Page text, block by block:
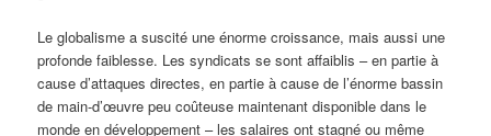
Le globalisme a suscité une énorme croissance, mais aussi une
profonde faiblesse. Les syndicats se sont affaiblis – en partie à
cause d’attaques directes, en partie à cause de l’énorme bassin
de main-d’œuvre peu coûteuse maintenant disponible dans le
monde en développement – les salaires ont stagné ou même